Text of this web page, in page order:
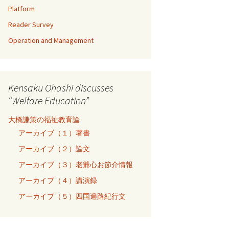
Platform
Reader Survey
Operation and Management
Kensaku Ohashi discusses
“Welfare Education”
大橋謙策の福祉教育論
アーカイブ（１）著書
アーカイブ（２）論文
アーカイブ（３）老爺心お節介情報
アーカイブ（４）講演録
アーカイブ（５）四国遍路紀行文